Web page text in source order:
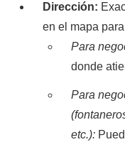
Dirección:
en el mapa
Para
donde
Para
etc.):